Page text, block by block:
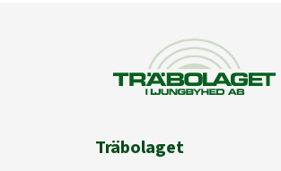
Träbolaget